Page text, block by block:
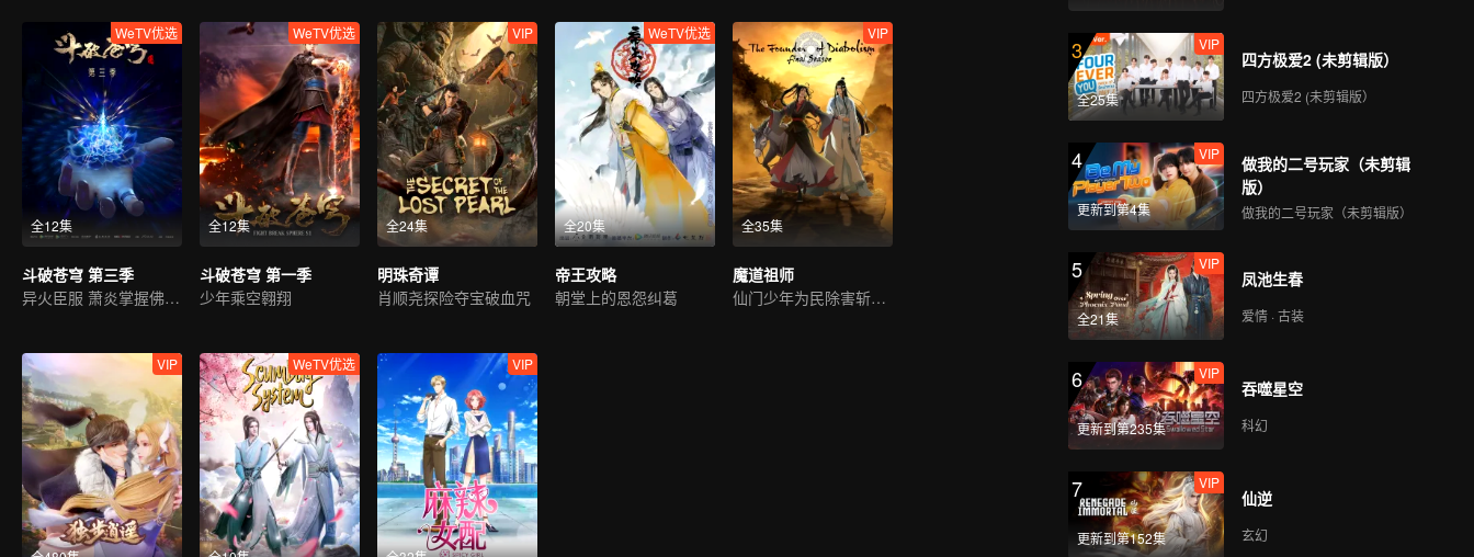
全12集
WeTV优选
斗破苍穹 第三季
异火臣服 萧炎掌握佛怒火连
全12集
WeTV优选
斗破苍穹 第一季
少年乘空翱翔
全24集
VIP
明珠奇谭
肖顺尧探险夺宝破血咒
全20集
WeTV优选
帝王攻略
朝堂上的恩怨纠葛
全35集
VIP
魔道祖师
仙门少年为民除害斩邪祟
VIP WeTV优选 VIP
3
全25集
VIP
四方极爱2 (未剪辑版）
四方极爱2 (未剪辑版）
4
更新到第4集
VIP
做我的二号玩家（未剪辑
版）
做我的二号玩家（未剪辑版）
5
全21集
VIP
凤池生春
爱情 · 古装
6
更新到第235集
VIP
吞噬星空
科幻
7
更新到第152集
VIP
仙逆
玄幻